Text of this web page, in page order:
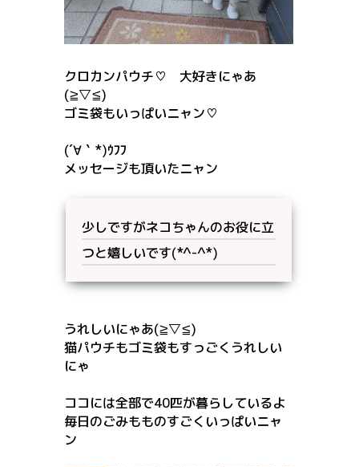
クロカンパウチ♡ 大好きにゃあ
(≧▽≦)
ゴミ袋もいっぱいニャン♡
(´∀｀*)ｳﾌﾌ
メッセージも頂いたニャン
少しですがネコちゃんのお役に立
つと嬉しいです(*^-^*)
うれしいにゃあ(≧▽≦)
猫パウチもゴミ袋もすっごくうれしい
にゃ
ココには全部で40匹が暮らしているよ
毎日のごみもものすごくいっぱいニャ
ン